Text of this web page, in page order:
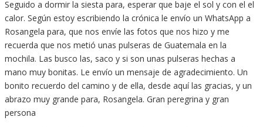
Seguido a dormir la siesta para, esperar que baje el sol y con el el
calor. Según estoy escribiendo la crónica le envío un WhatsApp a
Rosangela para, que nos envíe las fotos que nos hizo y me
recuerda que nos metió unas pulseras de Guatemala en la
mochila. Las busco las, saco y si son unas pulseras hechas a
mano muy bonitas. Le envío un mensaje de agradecimiento. Un
bonito recuerdo del camino y de ella, desde aquí las gracias, y un
abrazo muy grande para, Rosangela. Gran peregrina y gran
persona